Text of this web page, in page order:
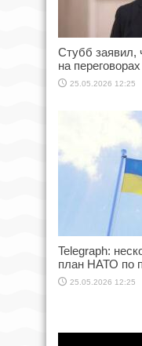
Стубб заявил,
на
25.05.2026 12:25
Telegraph:
план НАТО по
25.05.2026 12:25